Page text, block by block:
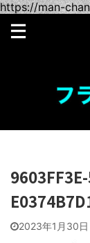
https://man-
2023年1月30日